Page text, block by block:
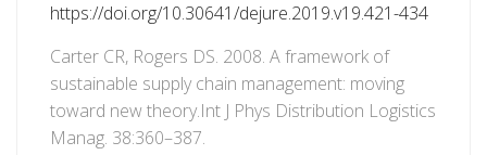
https://doi.org/10.30641/dejure.2019.v19.421-434
Carter CR, Rogers DS. 2008. A framework of
sustainable supply chain management: moving
toward new theory.Int J Phys Distribution Logistics
Manag. 38:360–387.